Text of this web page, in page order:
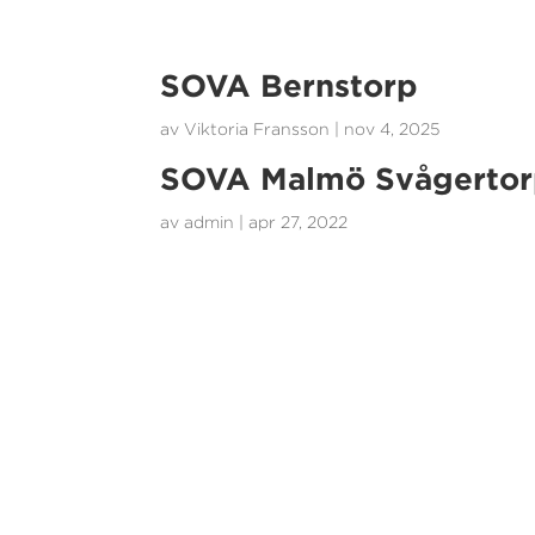
SOVA Bernstorp
avViktoria Fransson nov 4, 2025
SOVA Malmö
avadmin |apr 27, 2022